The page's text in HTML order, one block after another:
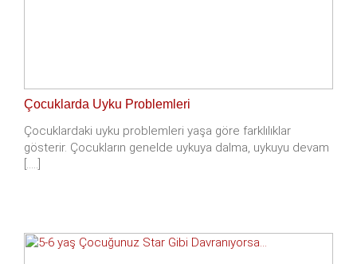
Çocuklarda Uyku Problemleri
Çocuklardaki uyku problemleri yaşa göre farklılıklar
gösterir. Çocukların genelde uykuya dalma, uykuyu devam
[.....]